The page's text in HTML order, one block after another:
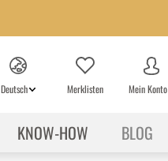
Deutsch Merklisten Mein Konto
KNOW-HOW BLOG